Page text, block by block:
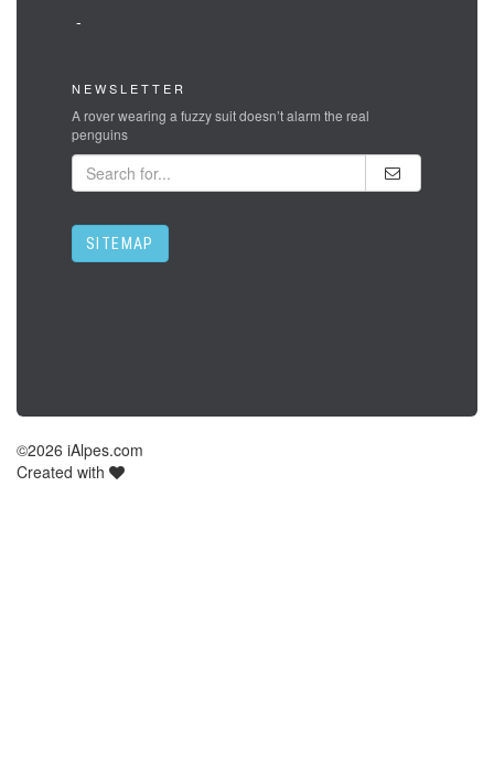
-
NEWSLETTER
A rover wearing a fuzzy suit doesn’t alarm the real
penguins
SITEMAP
©2026 iAlpes.com
Created with